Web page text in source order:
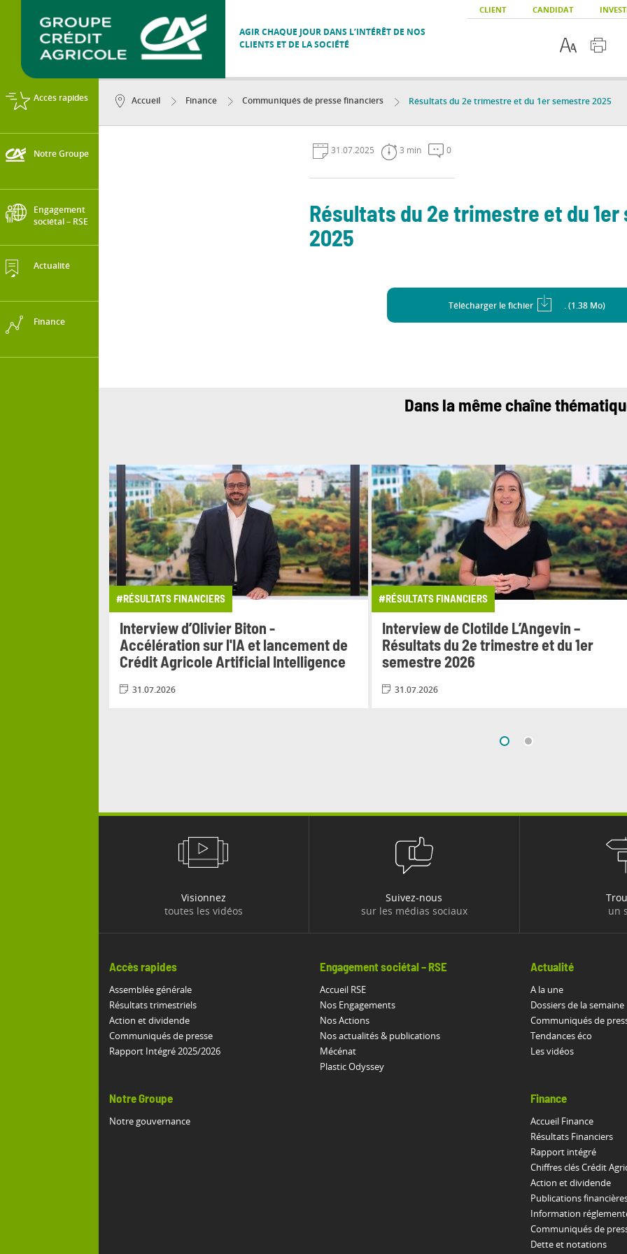
CLIENT CANDIDAT
AGIR CHAQUE JOUR DANS L’INTÉRÊT DE NOS
CLIENTS ET DE LA SOCIÉTÉ
Accès rapides
Notre Groupe
Engagement
sociétal – RSE
Actualité
Finance
Accueil Finance Communiqués de presse financiers Résultats du 2e trimestre et du 1er semestre 2025
31.07.2025 3 min 0
Résultats du 2e trimestre et du
2025
Télécharger le fichier . (1.38 Mo)
Dans la même chaîne
#RÉSULTATS FINANCIERS
Interview d’Olivier Biton -
Accélération sur l'IA et lancement de
Crédit Agricole Artificial Intelligence
31.07.2026
#RÉSULTATS FINANCIERS
Interview de Clotilde L’Angevin –
Résultats du 2e trimestre et du 1er
semestre 2026
31.07.2026
Visionnez
toutes les vidéos
Suivez-nous
sur les médias sociaux
un
Accès rapides
Assemblée générale
Résultats trimestriels
Action et dividende
Communiqués de presse
Rapport Intégré 2025/2026
Notre Groupe
Notre gouvernance
Engagement sociétal – RSE
Accueil RSE
Nos Engagements
Nos Actions
Nos actualités & publications
Mécénat
Plastic Odyssey
Actualité
A la une
Dossiers de la semaine
Communiqués de
Tendances éco
Les vidéos
Finance
Accueil Finance
Résultats Financiers
Rapport intégré
Chiffres clés Crédit
Action et dividende
Publications
Information
Communiqués de
Dette et notations